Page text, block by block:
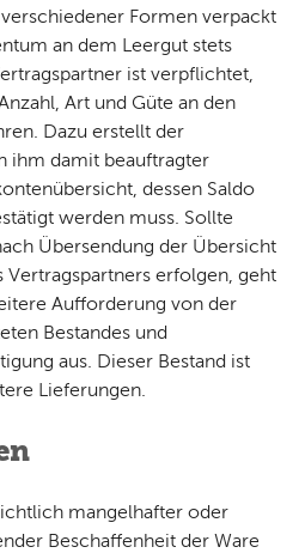
Formen verpackt
an dem Leergut stets
ist verpflichtet,
Art und Güte an den
Dazu erstellt der
ihm damit beauftragter
dessen Saldo
werden muss. Sollte
Übersendung der Übersicht
Vertragspartners erfolgen, geht
Aufforderung von der
Bestandes und
aus. Dieser Bestand ist
Lieferungen.
mangelhafter oder
Beschaffenheit der Ware